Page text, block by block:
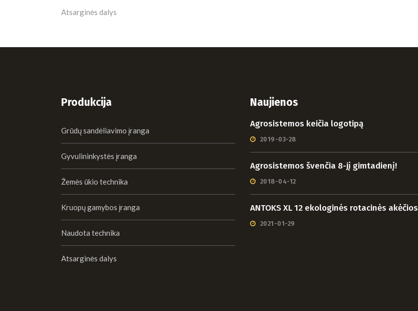
Atsarginės dalys
Produkcija
Grūdų sandėliavimo įranga
Gyvulininkystės įranga
Žemės ūkio technika
Kruopų gamybos įranga
Naudota technika
Atsarginės dalys
Naujienos
Agrosistemos keičia logotipą
2019-03-28
Agrosistemos švenčia 8-jį gimtadienį!
2018-04-12
ANTOKS XL 12 ekologinės rotacinės akėčios
2021-01-29